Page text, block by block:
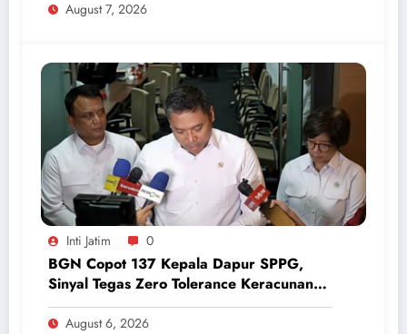
August 7, 2026
Inti Jatim 0
BGN Copot 137 Kepala Dapur SPPG,
Sinyal Tegas Zero Tolerance Keracunan
Makanan dan Korupsi
August 6, 2026